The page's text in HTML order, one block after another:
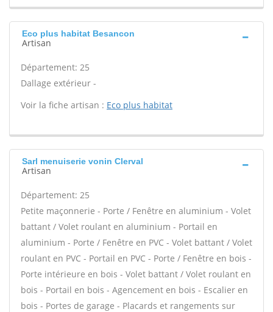
Eco plus habitat Besancon
Artisan
Département: 25
Dallage extérieur -
Voir la fiche artisan : Eco plus habitat
Sarl menuiserie vonin Clerval
Artisan
Département: 25
Petite maçonnerie - Porte / Fenêtre en aluminium - Volet
battant / Volet roulant en aluminium - Portail en
aluminium - Porte / Fenêtre en PVC - Volet battant / Volet
roulant en PVC - Portail en PVC - Porte / Fenêtre en bois -
Porte intérieure en bois - Volet battant / Volet roulant en
bois - Portail en bois - Agencement en bois - Escalier en
bois - Portes de garage - Placards et rangements sur